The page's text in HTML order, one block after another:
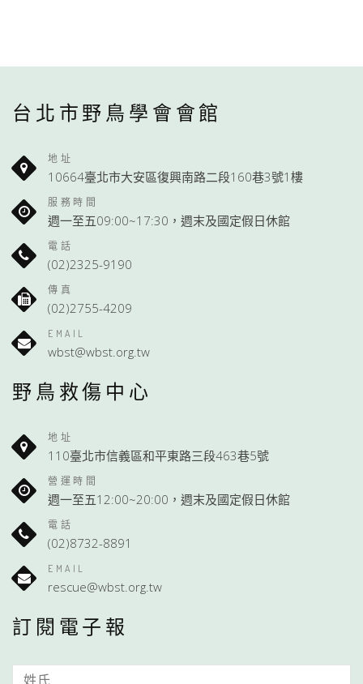
台北市野鳥學會會館
地址
10664臺北市大安區復興南路二段160巷3號1樓
服務時間
週一至五09:00~17:30，週末及國定假日休館
電話
(02)2325-9190
傳真
(02)2755-4209
EMAIL
wbst@wbst.org.tw
野鳥救傷中心
地址
110臺北市信義區和平東路三段463巷5號
營運時間
週一至五12:00~20:00，週末及國定假日休館
電話
(02)8732-8891
EMAIL
rescue@wbst.org.tw
訂閱電子報